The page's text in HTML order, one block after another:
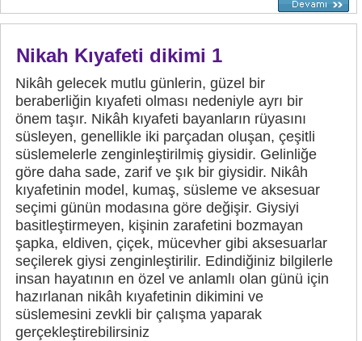
Nikah Kıyafeti dikimi 1
Nikâh gelecek mutlu günlerin, güzel bir
beraberliğin kıyafeti olması nedeniyle ayrı bir
önem taşır. Nikâh kıyafeti bayanların rüyasını
süsleyen, genellikle iki parçadan oluşan, çeşitli
süslemelerle zenginleştirilmiş giysidir. Gelinliğe
göre daha sade, zarif ve şık bir giysidir. Nikâh
kıyafetinin model, kumaş, süsleme ve aksesuar
seçimi günün modasına göre değişir. Giysiyi
basitleştirmeyen, kişinin zarafetini bozmayan
şapka, eldiven, çiçek, mücevher gibi aksesuarlar
seçilerek giysi zenginleştirilir. Edindiğiniz bilgilerle
insan hayatının en özel ve anlamlı olan günü için
hazırlanan nikâh kıyafetinin dikimini ve
süslemesini zevkli bir çalışma yaparak
gerçekleştirebilirsiniz